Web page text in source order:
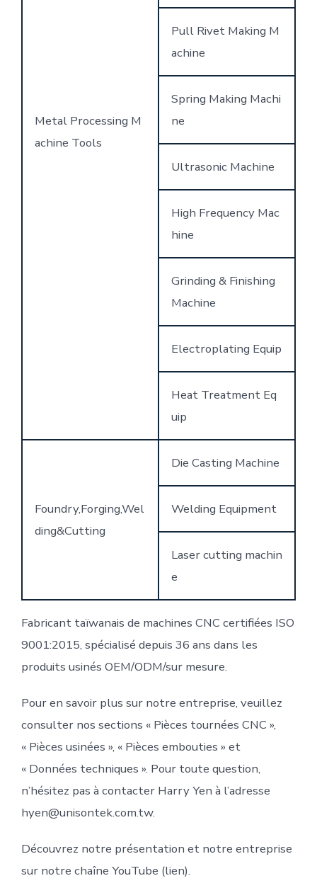
Metal Processing M
achine Tools
Pull Rivet Making M
achine
Spring Making Machi
ne
Ultrasonic Machine
High Frequency Mac
hine
Grinding & Finishing
Machine
Electroplating Equip
Heat Treatment Eq
uip
Foundry,Forging,Wel
ding&Cutting
Die Casting Machine
Welding Equipment
Laser cutting machin
e
Fabricant taïwanais de machines CNC certifiées ISO
9001:2015, spécialisé depuis 36 ans dans les
produits usinés OEM/ODM/sur mesure.
Pour en savoir plus sur notre entreprise, veuillez
consulter nos sections « Pièces tournées CNC »,
« Pièces usinées », « Pièces embouties » et
« Données techniques ». Pour toute question,
n’hésitez pas à contacter Harry Yen à l’adresse
hyen@unisontek.com.tw.
Découvrez notre présentation et notre entreprise
sur notre chaîne YouTube (lien).